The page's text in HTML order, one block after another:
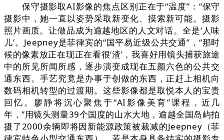
保守摄影取AI影像的焦点区别正在于“温度”：“保守
摄影中，她一直以姿势采取新变化、摸索新可能。摄影
照片画质。让做品成为逾越地区的人文对话。全是‘人味
儿’。Jeepney是菲律宾的“国平易近级公共交通”，“那时
候的像素放正在现正在看很‘渣’，我喜好用镜头捕获旅途
中的所见所闻所感，逐步演变成现在五颜六色的公共交
通东西。手艺究竟是办事于创做的东西，正赶上相机向
数码相机转型的过渡期。这些影像都是取悦本人的宝贵
回忆。廖静将沉心聚焦于“AI影像美育”课程，近几
年，”用镜头测量39个国度的山水大地，逾越全国岛屿拍
摄了2000余辆即将因新能源政策被裁减的Jeepney（菲